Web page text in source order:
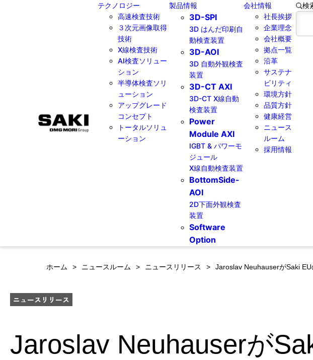
テクノロジー
高速検査技術
３次元画像取得
技術
X線検査技術
AI検査ソリュー
ション
半導体検査ソリ
ューション
アップグレード
コンセプト
トータルソリュ
ーション
製品情報
3D-SPI
3D はんだ印刷自
動検査装置
3D-AOI
3D 自動外観検査
装置
3D-CT AXI
3D-CT X線自動
検査装置
Power
Module AXI
IGBT & パワーモ
ジュール
X線自動検査装置
BottomSide-
AOI
2D下面外観検査
装置
Software
Option
会社情報
社長挨拶
企業理念
会社概要
拠点一覧
沿革
サステナ
ビリティ
環境方針
品質方針
健康経営​
ニュース
ルーム
採用情報
検
ホーム ニュースルーム ニュースリリース Jaroslav NeuhauserがSaki
ニュースリリース
Jaroslav Neuhauserが